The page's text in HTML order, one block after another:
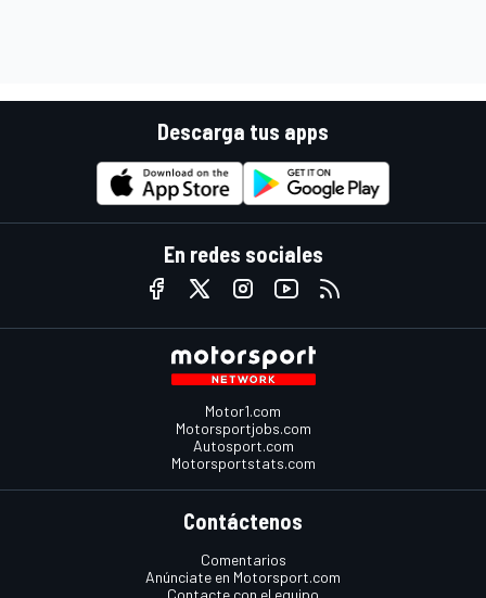
Descarga tus apps
En redes sociales
Motor1.com
Motorsportjobs.com
Autosport.com
Motorsportstats.com
Contáctenos
Comentarios
Anúnciate en Motorsport.com
Contacte con el equipo